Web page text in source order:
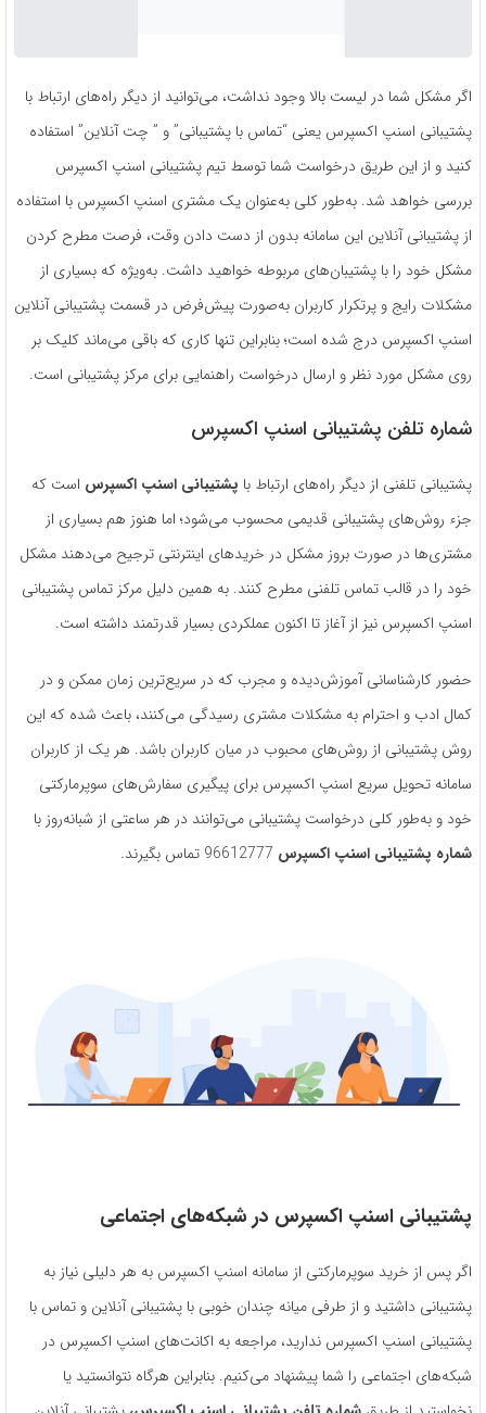
اگر مشکل شما در لیست بالا وجود نداشت، می‌توانید از دیگر راه‌های ارتباط با
پشتیبانی اسنپ اکسپرس یعنی “تماس با پشتیبانی” و ” چت آنلاین” استفاده
کنید و از این طریق درخواست شما توسط تیم پشتیبانی اسنپ اکسپرس
بررسی خواهد شد. به‌طور‌ کلی به‌عنوان یک مشتری اسنپ اکسپرس با استفاده
از پشتیبانی آنلاین این سامانه بدون از دست دادن وقت، فرصت مطرح کردن
مشکل خود را با پشتیبان‌های مربوطه خواهید داشت. به‌ویژه که بسیاری از
مشکلات رایج و پرتکرار کاربران به‌صورت پیش‌فرض در قسمت پشتیبانی آنلاین
اسنپ اکسپرس درج شده است؛ بنابراین تنها کاری که باقی می‌ماند کلیک بر
روی مشکل مورد‌ نظر و ارسال درخواست راهنمایی برای مرکز پشتیبانی است.
شماره تلفن پشتیبانی اسنپ اکسپرس
پشتیبانی تلفنی از دیگر راه‌های ارتباط با پشتیبانی اسنپ اکسپرس است که
جزء روش‌های پشتیبانی قدیمی محسوب می‌شود؛ اما هنوز هم بسیاری از
مشتری‌ها در صورت بروز مشکل در خریدهای اینترنتی ترجیح می‌دهند مشکل
خود را در قالب تماس تلفنی مطرح کنند. به همین دلیل مرکز تماس پشتیبانی
اسنپ اکسپرس نیز از آغاز تا اکنون عملکردی بسیار قدرتمند داشته است.
حضور کارشناسانی آموزش‌دیده و مجرب که در سریع‌ترین زمان ممکن و در
کمال ادب و احترام به مشکلات مشتری رسیدگی می‌کنند، باعث شده که این
روش پشتیبانی از روش‌های محبوب در میان کاربران باشد. هر یک از کاربران
سامانه تحویل سریع اسنپ اکسپرس برای پیگیری سفارش‌های سوپرمارکتی
خود و به‌طور ‌کلی درخواست پشتیبانی می‌توانند در هر ساعتی از شبانه‌روز با
شماره پشتیبانی اسنپ اکسپرس
پشتیبانی اسنپ اکسپرس در شبکه‌های اجتماعی
اگر پس از خرید سوپرمارکتی از سامانه اسنپ اکسپرس به هر دلیلی نیاز به
پشتیبانی داشتید و از طرفی میانه چندان خوبی با پشتیبانی آنلاین و تماس با
پشتیبانی اسنپ اکسپرس ندارید، مراجعه به اکانت‌های اسنپ اکسپرس در
شبکه‌های اجتماعی را شما پیشنهاد می‌کنیم. بنابراین هرگاه نتوانستید یا